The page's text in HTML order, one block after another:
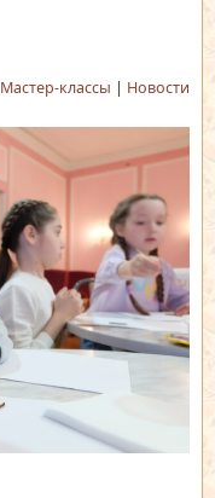
Мастер-классы | Новости